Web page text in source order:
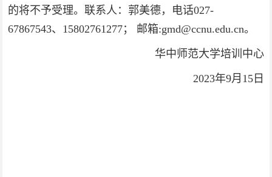
的将不予受理。联系人：郭美德，电话027-
67867543、15802761277； 邮箱:gmd@ccnu.edu.cn。
华中师范大学培训中心
2023年9月15日